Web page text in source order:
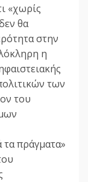
«χωρίς
θα
στην
η
των
του
πράγματα»